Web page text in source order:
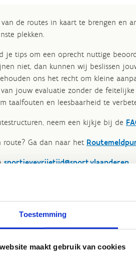
Toestemming
maakt gebruik van cookies
de routes in kaart te brengen en
plekken.
je tips om een oprecht nuttige
niet, dan kunnen wij beslissen
ons het recht om kleine
jouw evaluatie zonder de
taalfouten en leesbaarheid te
neem een kijkje bij de
Ga dan naar het
sportievevrijetijd@sport.vlaanderen